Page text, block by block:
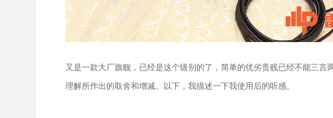
又是一款大厂旗舰，已经是这个级别的了，简单的优劣贵贱已经不能三
理解所作出的取舍和增减。以下，我描述一下我使用后的听感。